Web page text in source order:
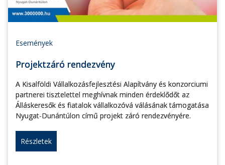
Események
Projektzáró rendezvény
A Kisalföldi Vállalkozásfejlesztési Alapítvány és konzorciumi
partnerei tisztelettel meghívnak minden érdeklődőt az
Álláskeresők és fiatalok vállalkozóvá válásának támogatása
Nyugat-Dunántúlon című projekt záró rendezvényére.
Részletek